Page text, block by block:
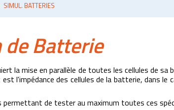
SIMUL. BATTERIES
de Batterie
la mise en parallèle de toutes les cellules de
l'impédance des cellules de la batterie, dans le
permettant de tester au maximum toutes ces